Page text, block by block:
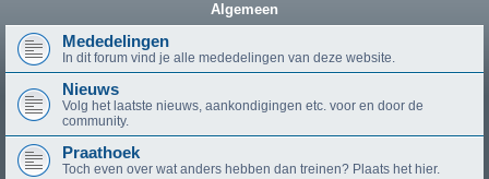
Algemeen
Mededelingen
In dit forum vind je alle mededelingen van deze website.
Nieuws
Volg het laatste nieuws, aankondigingen etc. voor en door de
community.
Praathoek
Toch even over wat anders hebben dan treinen? Plaats het hier.